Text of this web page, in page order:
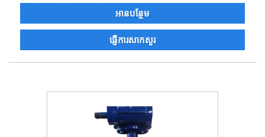
អាន​បន្ថែម
ផ្ញើការសាកសួរ